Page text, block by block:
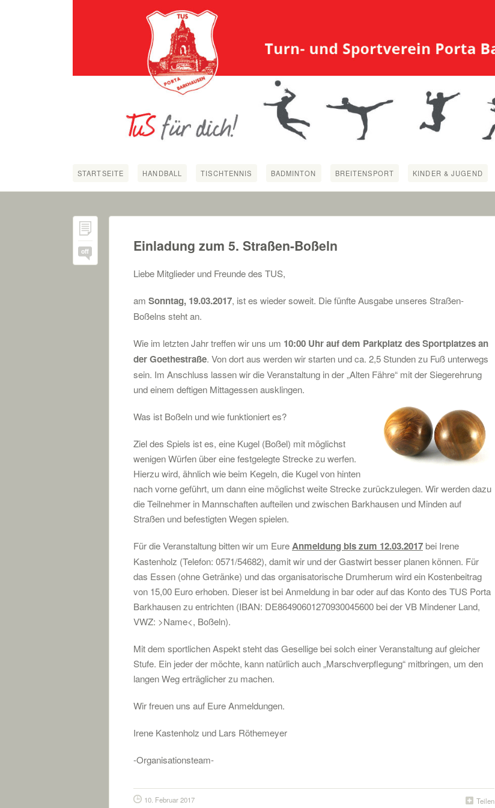
STARTSEITE HANDBALL TISCHTENNIS BADMINTON BREITENSPORT KINDER & JUGEND
off Einladung zum 5. Straßen-Boßeln
Liebe Mitglieder und Freunde des TUS,
am Sonntag, 19.03.2017, ist es wieder soweit. Die fünfte Ausgabe unseres Straßen-
Boßelns steht an.
Wie im letzten Jahr treffen wir uns um 10:00 Uhr auf dem Parkplatz des Sportplatzes an
der Goethestraße. Von dort aus werden wir starten und ca. 2,5 Stunden zu Fuß unterwegs
sein. Im Anschluss lassen wir die Veranstaltung in der „Alten Fähre“ mit der Siegerehrung
und einem deftigen Mittagessen ausklingen.
Was ist Boßeln und wie funktioniert es?
Ziel des Spiels ist es, eine Kugel (Boßel) mit möglichst
wenigen Würfen über eine festgelegte Strecke zu werfen.
Hierzu wird, ähnlich wie beim Kegeln, die Kugel von hinten
nach vorne geführt, um dann eine möglichst weite Strecke zurückzulegen. Wir werden dazu
die Teilnehmer in Mannschaften aufteilen und zwischen Barkhausen und Minden auf
Straßen und befestigten Wegen spielen.
Für die Veranstaltung bitten wir um EureAnmeldung bis zum 12.03.2017bei Irene
Kastenholz (Telefon: 0571/54682), damit wir und der Gastwirt besser planen können. Für
das Essen (ohne Getränke) und das organisatorische Drumherum wird ein Kostenbeitrag
von 15,00 Euro erhoben. Dieser ist bei Anmeldung in bar oder auf das Konto des TUS Porta
Barkhausen zu entrichten (IBAN: DE86490601270930045600 bei der VB Mindener Land,
VWZ: >Name<, Boßeln).
Mit dem sportlichen Aspekt steht das Gesellige bei solch einer Veranstaltung auf gleicher
Stufe. Ein jeder der möchte, kann natürlich auch „Marschverpflegung“ mitbringen, um den
langen Weg erträglicher zu machen.
Wir freuen uns auf Eure Anmeldungen.
Irene Kastenholz und Lars Röthemeyer
-Organisationsteam-
Teilen
10. Februar 2017